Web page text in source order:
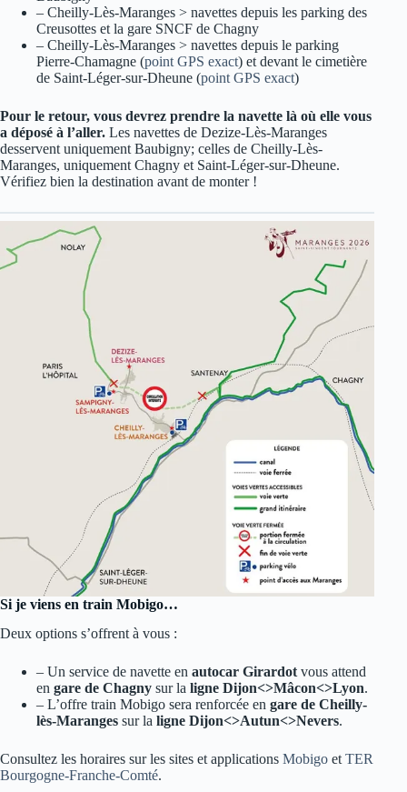
– Cheilly-Lès-Maranges > navettes depuis les parking des
Creusottes et la gare SNCF de Chagny
– Cheilly-Lès-Maranges > navettes depuis le parking
Pierre-Chamagne (point GPS exact) et devant le cimetière
de Saint-Léger-sur-Dheune (point GPS exact)
Pour le retour, vous devrez prendre la navette là où elle vous
a déposé à l’aller. Les navettes de Dezize-Lès-Maranges
desservent uniquement Baubigny; celles de Cheilly-Lès-
Maranges, uniquement Chagny et Saint-Léger-sur-Dheune.
Vérifiez bien la destination avant de monter !
Si je viens en train Mobigo…
Deux options s’offrent à vous :
– Un service de navette en autocar Girardot vous attend
en gare de Chagny sur la ligne Dijon<>Mâcon<>Lyon.
– L’offre train Mobigo sera renforcée en gare de Cheilly-
lès-Maranges sur la ligne Dijon<>Autun<>Nevers.
Consultez les horaires sur les sites et applications Mobigo et TER
Bourgogne-Franche-Comté.